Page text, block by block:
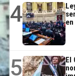
4
5
El